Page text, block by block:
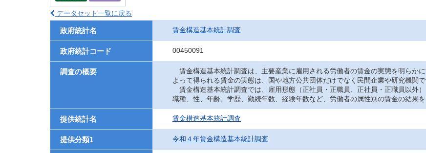
データセット一覧に戻る
政府統計名 賃金構造基本統計調査
政府統計コード 00450091
調査の概要
賃金構造基本統計調査は、主要産業に雇用される労働者の賃金の実態を明らか
よって得られる賃金の実態は、国や地方公共団体だけでなく民間企業や研究機関で
賃金構造基本統計調査では、雇用形態（正社員・正職員、正社員・正職員以外
職種、性、年齢、学歴、勤続年数、経験年数など、労働者の属性別の賃金の結果
提供統計名 賃金構造基本統計調査
提供分類1 令和４年賃金構造基本統計調査